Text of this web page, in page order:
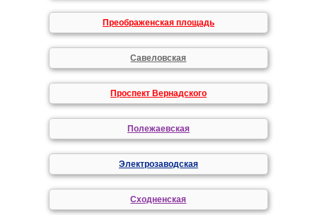
Преображенская площадь
Савеловская
Проспект Вернадского
Полежаевская
Электрозаводская
Сходненская